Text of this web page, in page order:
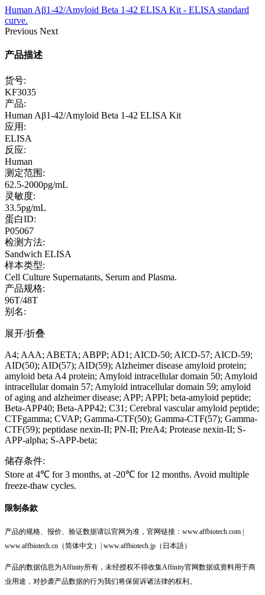
Human Aβ1-42/Amyloid Beta 1-42 ELISA Kit - ELISA standard
curve.
Previous Next
产品描述
货号:
KF3035
产品:
Human Aβ1-42/Amyloid Beta 1-42 ELISA Kit
应用:
ELISA
反应:
Human
测定范围:
62.5-2000pg/mL
灵敏度:
33.5pg/mL
蛋白ID:
P05067
检测方法:
Sandwich ELISA
样本类型:
Cell Culture Supernatants, Serum and Plasma.
产品规格:
96T/48T
别名:
展开/折叠
A4; AAA; ABETA; ABPP; AD1; AICD-50; AICD-57; AICD-59;
AID(50); AID(57); AID(59); Alzheimer disease amyloid protein;
amyloid beta A4 protein; Amyloid intracellular domain 50; Amyloid
intracellular domain 57; Amyloid intracellular domain 59; amyloid
of aging and alzheimer disease; APP; APPI; beta-amyloid peptide;
Beta-APP40; Beta-APP42; C31; Cerebral vascular amyloid peptide;
CTFgamma; CVAP; Gamma-CTF(50); Gamma-CTF(57); Gamma-
CTF(59); peptidase nexin-II; PN-II; PreA4; Protease nexin-II; S-
APP-alpha; S-APP-beta;
储存条件:
Store at 4℃ for 3 months, at -20℃ for 12 months. Avoid multiple
freeze-thaw cycles.
限制条款
产品的规格、报价、验证数据请以官网为准，官网链接：www.affbiotech.com |
www.affbiotech.cn（简体中文）| www.affbiotech.jp（日本語）
产品的数据信息为Affinity所有，未经授权不得收集Affinity官网数据或资料用于商
业用途，对抄袭产品数据的行为我们将保留诉诸法律的权利。